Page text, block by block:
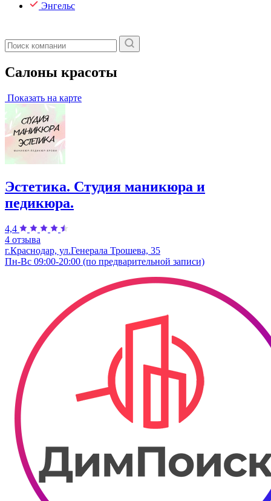
Энгельс
Салоны красоты
Показать на карте
Эстетика. Студия маникюра и
педикюра.
4,4
4 отзыва
г.Краснодар, ул.Генерала Трошева, 35
Пн-Вс 09:00-20:00 (по предварительной записи)